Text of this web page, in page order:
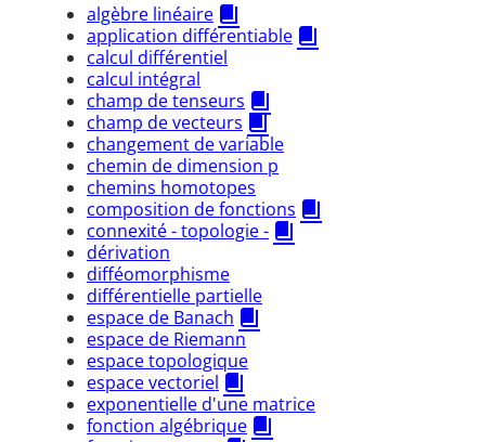
algèbre linéaire
application différentiable
calcul différentiel
calcul intégral
champ de tenseurs
champ de vecteurs
changement de variable
chemin de dimension p
chemins homotopes
composition de fonctions
connexité - topologie -
dérivation
difféomorphisme
différentielle partielle
espace de Banach
espace de Riemann
espace topologique
espace vectoriel
exponentielle d'une matrice
fonction algébrique